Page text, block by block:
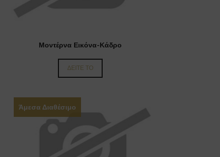
Μοντέρνα Εικόνα-Κάδρο
ΔΕΙΤΕ ΤΟ
Άμεσα Διαθέσιμο